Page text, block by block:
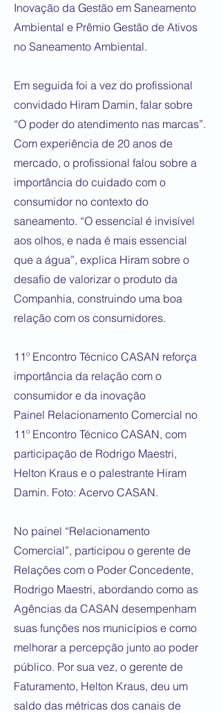
Inovação da Gestão em Saneamento
Ambiental e Prêmio Gestão de Ativos
no Saneamento Ambiental.
Em seguida foi a vez do profissional
convidado Hiram Damin, falar sobre
“O poder do atendimento nas marcas”.
Com experiência de 20 anos de
mercado, o profissional falou sobre a
importância do cuidado com o
consumidor no contexto do
saneamento. “O essencial é invisível
aos olhos, e nada é mais essencial
que a água”, explica Hiram sobre o
desafio de valorizar o produto da
Companhia, construindo uma boa
relação com os consumidores.
11º Encontro Técnico CASAN reforça
importância da relação com o
consumidor e da inovação
Painel Relacionamento Comercial no
11º Encontro Técnico CASAN, com
participação de Rodrigo Maestri,
Helton Kraus e o palestrante Hiram
Damin. Foto: Acervo CASAN.
No painel “Relacionamento
Comercial”, participou o gerente de
Relações com o Poder Concedente,
Rodrigo Maestri, abordando como as
Agências da CASAN desempenham
suas funções nos municípios e como
melhorar a percepção junto ao poder
público. Por sua vez, o gerente de
Faturamento, Helton Kraus, deu um
saldo das métricas dos canais de